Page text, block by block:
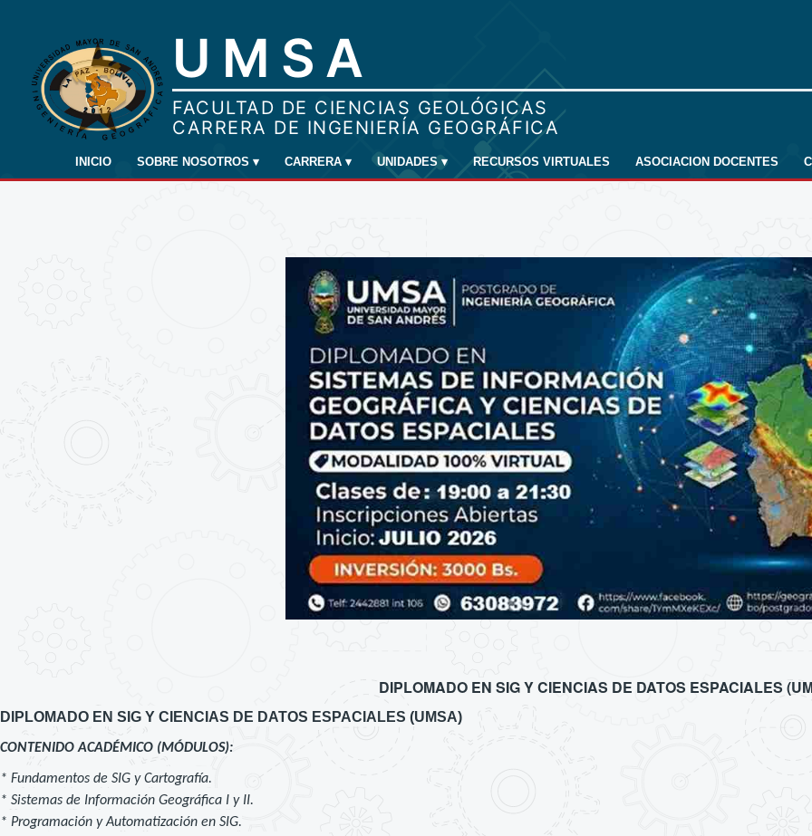
INICIO SOBRE NOSOTROS ▾ CARRERA ▾ UNIDADES ▾ RECURSOS VIRTUALES ASOCIACION DOCENTES
DIPLOMADO EN SIG Y CIENCIAS DE DATOS ESPACIALES
DIPLOMADO EN SIG Y CIENCIAS DE DATOS ESPACIALES (UMSA)
CONTENIDO ACADÉMICO (MÓDULOS):
* Fundamentos de SIG y Cartografía.
* Sistemas de Información Geográfica I y II.
* Programación y Automatización en SIG.